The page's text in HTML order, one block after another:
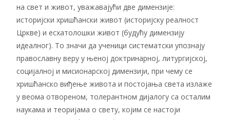
на свет и живот, уважавајући две димензије:
историјски хришћански живот (историјску реалност
Цркве) и есхатолошки живот (будућу димензију
идеалног). То значи да ученици систематски упознају
православну веру у њеној доктринарној, литургијској,
социјалној и мисионарској димензији, при чему се
хришћанско виђење живота и постојања света излаже
у веома отвореном, толерантном дијалогу са осталим
наукама и теоријама о свету, којим се настоји